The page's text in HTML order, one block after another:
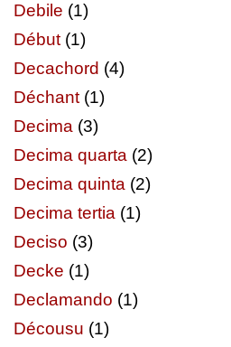
Debile (1)
Début (1)
Decachord (4)
Déchant (1)
Decima (3)
Decima quarta (2)
Decima quinta (2)
Decima tertia (1)
Deciso (3)
Decke (1)
Declamando (1)
Décousu (1)